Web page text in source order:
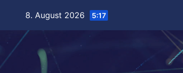
springen
8. August 2026 5:17